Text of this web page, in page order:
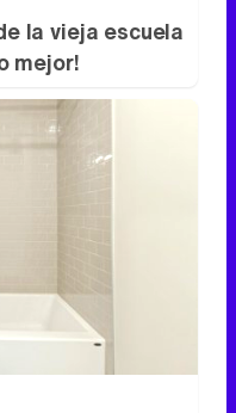
cal del baño sin